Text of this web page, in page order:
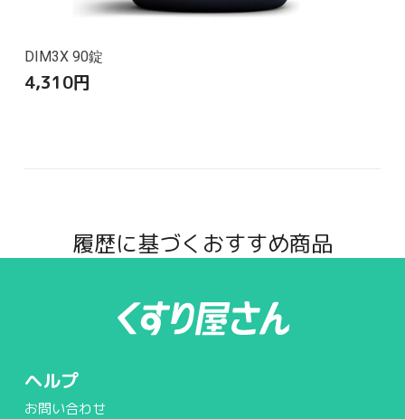
DIM3X 90錠
4,310円
履歴に基づくおすすめ商品
ヘルプ
お問い合わせ